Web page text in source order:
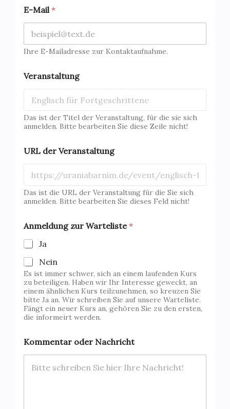
E-Mail*
Ihre E-Mailadresse zur Kontaktaufnahme.
Veranstaltung
Das ist der Titel der Veranstaltung, für die sie sich
anmelden. Bitte bearbeiten Sie diese Zeile nicht!
URL der Veranstaltung
Das ist die URL der Veranstaltung für die Sie sich
anmelden. Bitte bearbeiten Sie dieses Feld nicht!
Anmeldung zur Warteliste*
Ja
Nein
Es ist immer schwer, sich an einem laufenden Kurs
zu beteiligen. Haben wir Ihr Interesse geweckt, an
einem ähnlichen Kurs teilzunehmen, so kreuzen Sie
bitte Ja an. Wir schreiben Sie auf unsere Warteliste.
Fängt ein neuer Kurs an, gehören Sie zu den ersten,
die informeirt werden.
e
r
Kommentar oder Nachricht